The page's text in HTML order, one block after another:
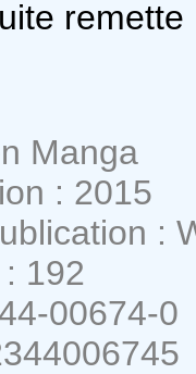
Manga
: 2015
:
192
00674-0